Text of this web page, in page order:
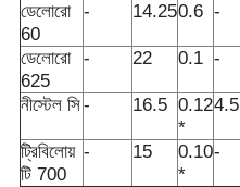
ডেলোরো
60
- 14.250.6 -
ডেলোরো
625
- 22 0.1 -
নীস্টেল সি- 16.5 0.12
*
4.5
ট্রিবিলোয়
টি 700
- 15
0.10
*
-